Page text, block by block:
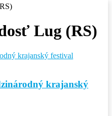
Lug (RS)
krajanský